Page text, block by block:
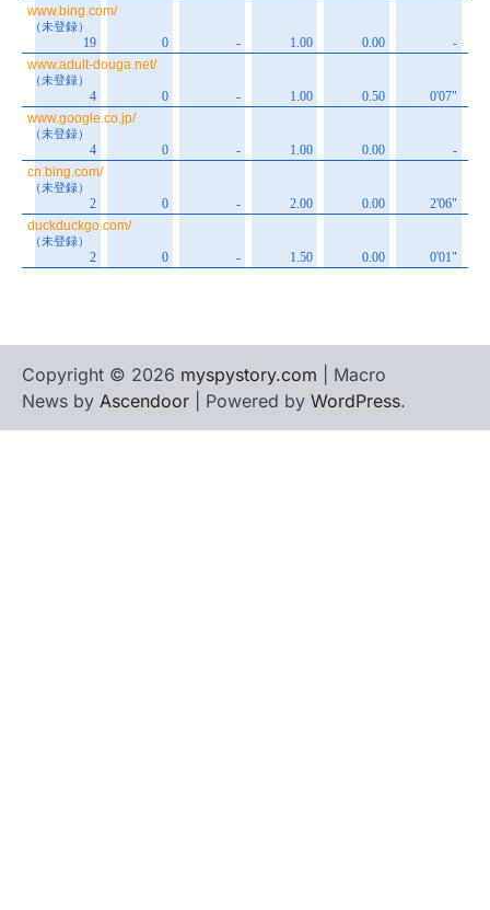
Copyright © 2026 myspystory.com | Macro
News by Ascendoor | Powered by WordPress.